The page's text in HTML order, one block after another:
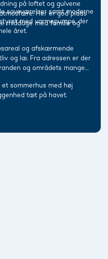
på loftet og gulvene
Her er god plads
middage med familie og
soveværelser samt moderne
med varmepumpe, der
året.
og afskærmende
og læ. Fra adressen er der
og områdets mange
sommerhus med høj
tæt på havet.